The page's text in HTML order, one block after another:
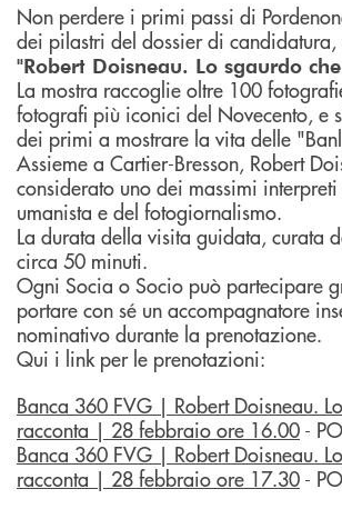
Non perdere i primi passi di
dei pilastri del dossier di
"Robert Doisneau. Lo sgaurdo
La mostra raccoglie oltre 100
fotografi più iconici del Novecento, e
dei primi a mostrare la vita delle
Assieme a Cartier-Bresson, Robert
considerato uno dei massimi
umanista e del fotogiornalismo.
La durata della visita guidata, curata
circa 50 minuti.
Ogni Socia o Socio può partecipare
portare con sé un accompagnatore
nominativo durante la prenotazione.
Qui i link per le prenotazioni:
Banca 360 FVG | Robert Doisneau.
racconta | 28 febbraio ore 16.00 -
Banca 360 FVG | Robert Doisneau.
racconta | 28 febbraio ore 17.30 -